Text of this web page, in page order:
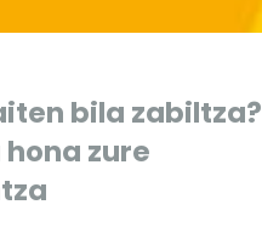
bila zabiltza?
zure